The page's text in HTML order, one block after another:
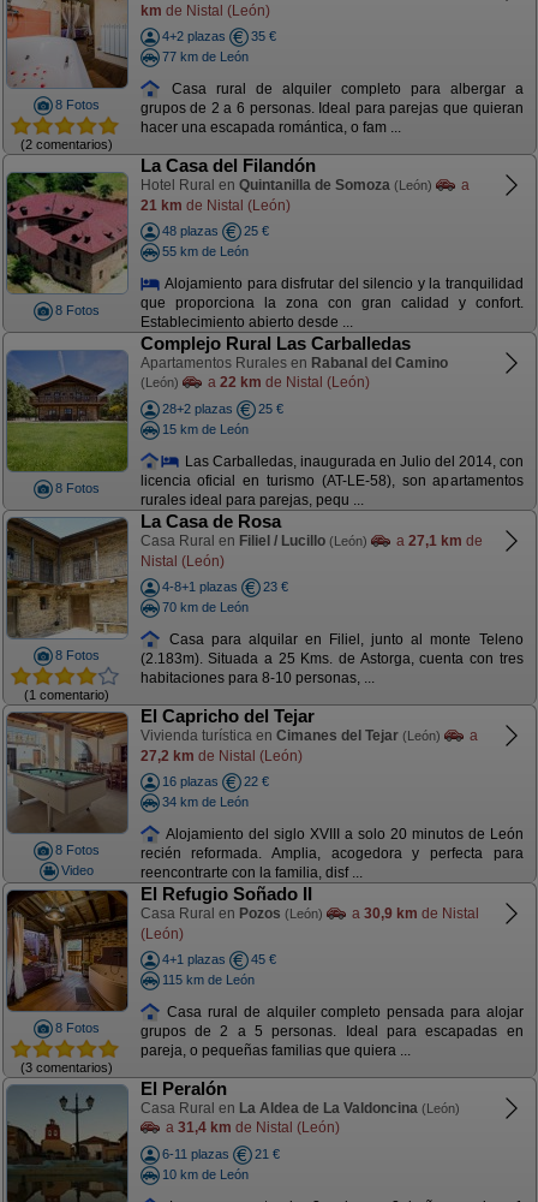
8 Fotos
(2 comentarios)
km de Nistal (León)
4+2 plazas
35 €
77 km de León
Casa rural de alquiler completo para albergar a
grupos de 2 a 6 personas. Ideal para parejas que quieran
hacer una escapada romántica, o fam ...
8 Fotos
La Casa del Filandón
Hotel Rural en Quintanilla de Somoza (León)
a
21 km de Nistal (León)
48 plazas
25 €
55 km de León
Alojamiento para disfrutar del silencio y la tranquilidad
que proporciona la zona con gran calidad y confort.
Establecimiento abierto desde ...
8 Fotos
Complejo Rural Las Carballedas
Apartamentos Rurales en Rabanal del Camino
(León) a 22 km de Nistal (León)
28+2 plazas
25 €
15 km de León
Las Carballedas, inaugurada en Julio del 2014, con
licencia oficial en turismo (AT-LE-58), son apartamentos
rurales ideal para parejas, pequ ...
8 Fotos
(1 comentario)
La Casa de Rosa
Casa Rural en Filiel / Lucillo (León) a 27,1 km de
Nistal (León)
4-8+1 plazas
23 €
70 km de León
Casa para alquilar en Filiel, junto al monte Teleno
(2.183m). Situada a 25 Kms. de Astorga, cuenta con tres
habitaciones para 8-10 personas, ...
8 Fotos
Video
El Capricho del Tejar
Vivienda turística en Cimanes del Tejar (León)
a
27,2 km de Nistal (León)
16 plazas
22 €
34 km de León
Alojamiento del siglo XVIII a solo 20 minutos de León
recién reformada. Amplia, acogedora y perfecta para
reencontrarte con la familia, disf ...
8 Fotos
(3 comentarios)
El Refugio Soñado II
Casa Rural en Pozos (León) a 30,9 km de Nistal
(León)
4+1 plazas
45 €
115 km de León
Casa rural de alquiler completo pensada para alojar
grupos de 2 a 5 personas. Ideal para escapadas en
pareja, o pequeñas familias que quiera ...
El Peralón
Casa Rural en La Aldea de La Valdoncina (León)
a 31,4 km de Nistal (León)
6-11 plazas
21 €
10 km de León